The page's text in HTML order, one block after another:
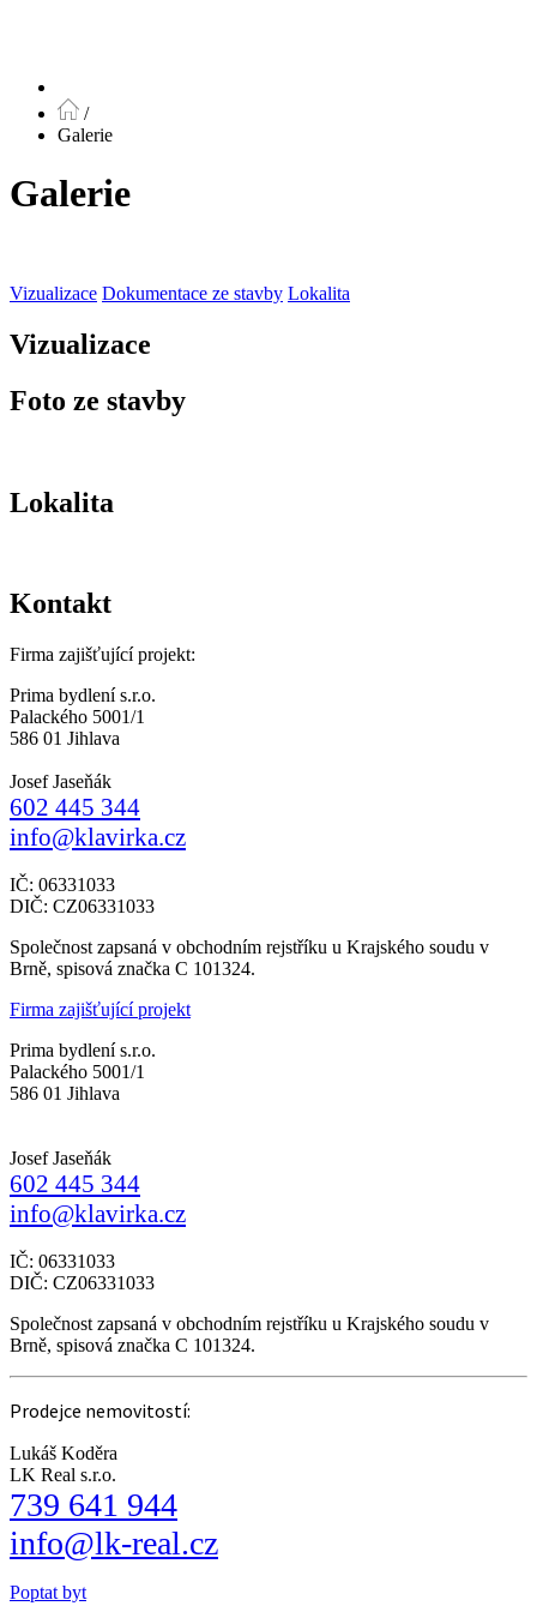
/
Galerie
Galerie
Vizualizace Dokumentace ze stavby Lokalita
Vizualizace
Foto ze stavby
Lokalita
Kontakt
Firma zajišťující projekt:
Prima bydlení s.r.o.
Palackého 5001/1
586 01 Jihlava
Josef Jaseňák
602 445 344
info@klavirka.cz
IČ: 06331033
DIČ: CZ06331033
Společnost zapsaná v obchodním rejstříku u Krajského soudu v
Brně, spisová značka C 101324.
Firma zajišťující projekt
Prima bydlení s.r.o.
Palackého 5001/1
586 01 Jihlava
Josef Jaseňák
602 445 344
info@klavirka.cz
IČ: 06331033
DIČ: CZ06331033
Společnost zapsaná v obchodním rejstříku u Krajského soudu v
Brně, spisová značka C 101324.
Prodejce nemovitostí:
Lukáš Koděra
LK Real s.r.o.
739 641 944
info@lk-real.cz
Poptat byt